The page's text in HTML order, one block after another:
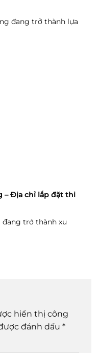
đang trở thành lựa
– Địa chỉ lắp đặt thi
đang trở thành xu
hiển thị công
đánh dấu *